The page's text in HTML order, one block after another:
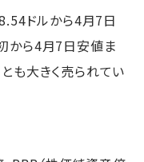
ドルから4月7日
から4月7日安値ま
も大きく売られてい